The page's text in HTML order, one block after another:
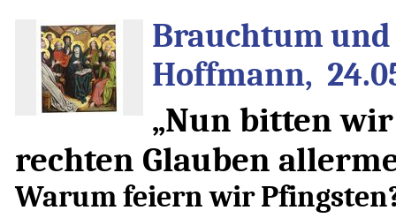
Brauchtum und
Hoffmann,
„Nun bitten
rechten Glauben
Warum feiern wir